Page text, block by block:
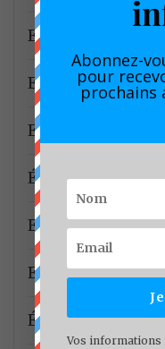
Economie
Economie
Education
Éducation
Effets de serre
Elecam
Électrification
Abonnez-
pour
prochains
Vos informations